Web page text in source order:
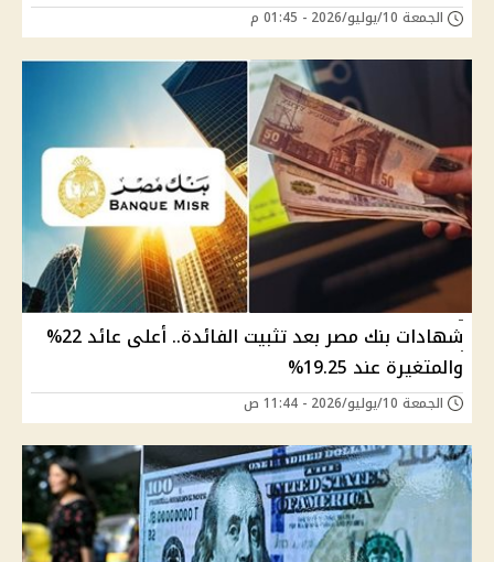
الجمعة 10/يوليو/2026 - 01:45 م
شهادات بنك مصر بعد تثبيت الفائدة.. أعلى عائد 22%
والمتغيرة عند 19.25%
الجمعة 10/يوليو/2026 - 11:44 ص